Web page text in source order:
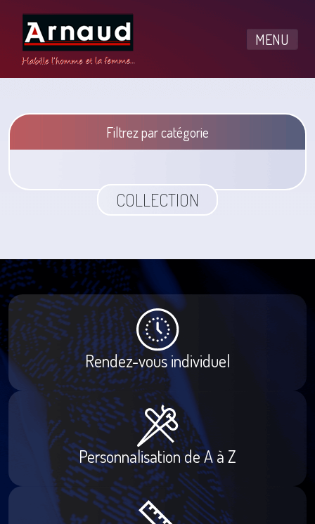
MENU
Filtrez par catégorie
COLLECTION
Rendez-vous individuel
Personnalisation de A à Z